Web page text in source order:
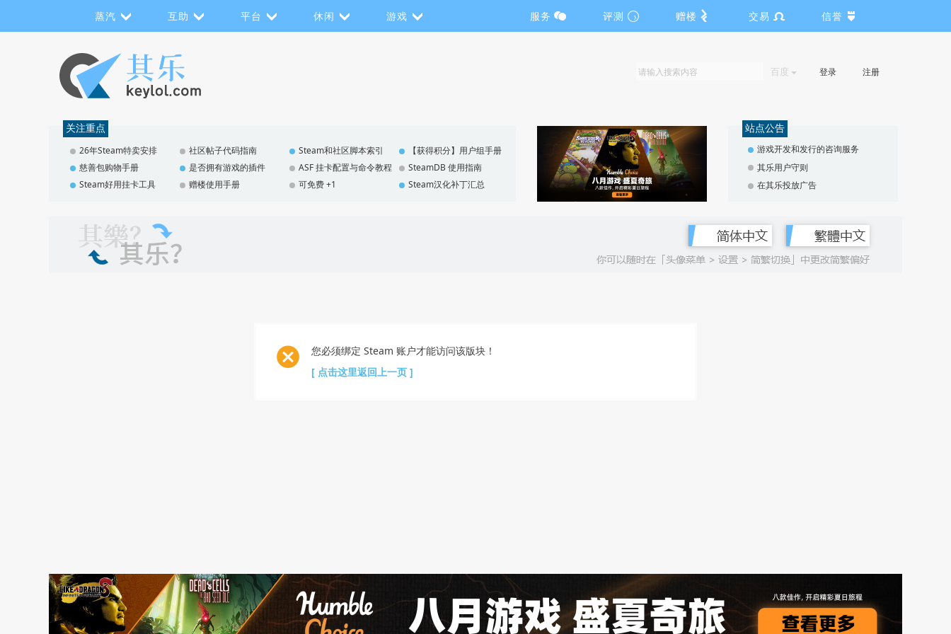
蒸汽 互助 平台 休闲 游戏 服务 评测 赠楼 交易 信誉
百度 登录 注册
关注重点
26年Steam特卖安排 社区帖子代码指南 Steam和社区脚本索引
【获得积分】用户组手册
慈善包购物手册
是否拥有游戏的插件 ASF 挂卡配置与命令教程
SteamDB 使用指南
Steam好用挂卡工具
赠楼使用手册 可免费 +1 Steam汉化补丁汇总
站点公告
游戏开发和发行的咨询服务
其乐用户守则
在其乐投放广告
您必须绑定 Steam 账户才能访问该版块！
[ 点击这里返回上一页 ]